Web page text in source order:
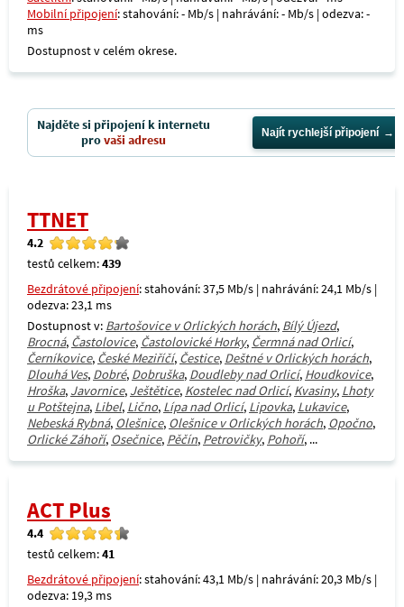
Mobilní připojení: stahování: - Mb/s | nahrávání: - Mb/s | odezva: -
ms
Dostupnost v celém okrese.
Najděte si připojení k internetu
provaši adresu Najít rychlejší připojení
TTNET
4.2
testů celkem:439
Bezdrátové připojení: stahování: 37,5 Mb/s | nahrávání: 24,1 Mb/s |
odezva: 23,1 ms
Dostupnost v: Bartošovice v Orlických horách, Bílý Újezd,
Brocná, Častolovice, Častolovické Horky, Čermná nad Orlicí,
Černíkovice, České Meziříčí, Čestice, Deštné v Orlických horách,
Dlouhá Ves, Dobré, Dobruška, Doudleby nad Orlicí, Houdkovice,
Hroška, Javornice, Ještětice, Kostelec nad Orlicí, Kvasiny, Lhoty
u Potštejna, Libel, Lično, Lípa nad Orlicí, Lipovka, Lukavice,
Nebeská Rybná, Olešnice, Olešnice v Orlických horách, Opočno,
Orlické Záhoří, Osečnice, Pěčín, Petrovičky, Pohoří, ...
ACT Plus
4.4
testů celkem:41
Bezdrátové připojení: stahování: 43,1 Mb/s | nahrávání: 20,3 Mb/s |
odezva: 19,3 ms